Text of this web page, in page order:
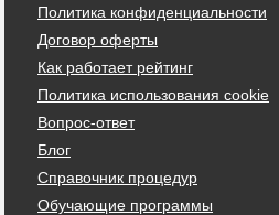
Политика конфиденциальности
Договор оферты
Как работает рейтинг
Политика использования cookie
Вопрос-ответ
Блог
Справочник процедур
Обучающие программы